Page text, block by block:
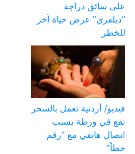
على سائق دراجة
“ديلفري” عرض حياة آخر
للخطر
فيديو/ أردنية تعمل بالسحر
تقع في ورطة بسبب
اتصال هاتفي مع “رقم
خطأ”